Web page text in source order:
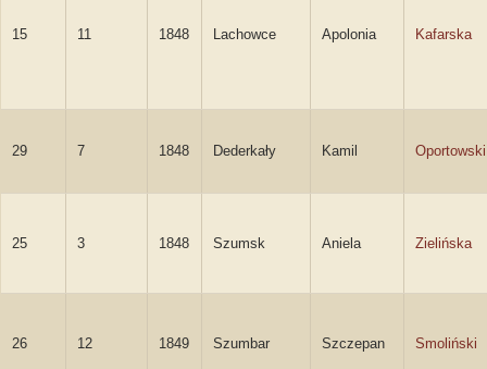
15 11 1848 Lachowce Apolonia Kafarska
29 7 1848 Dederkały Kamil Oportowski
25 3 1848 Szumsk Aniela Zielińska
26 12 1849 Szumbar Szczepan Smoliński